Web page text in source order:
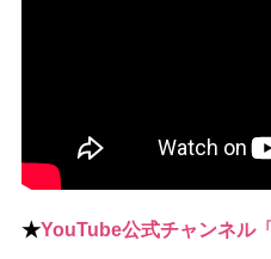
★YouTube公式チャンネル